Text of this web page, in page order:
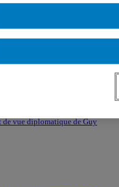
du Canada
le texte
vue diplomatique de Guy
a fait l’objet d’une
2022, lors du cocktail de
vous Gérin-Lajoie. Bonne
de vue diplomatique de Guy